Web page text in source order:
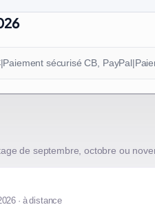
|Paiement sécurisé CB, PayPal|
de septembre, octobre ou
· à distance